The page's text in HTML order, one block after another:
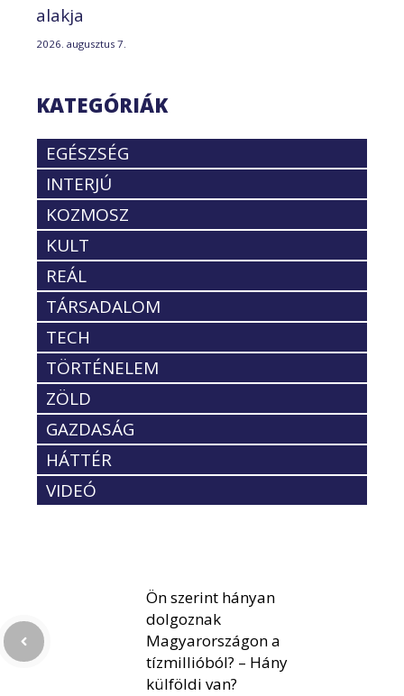
alakja
2026. augusztus 7.
KATEGÓRIÁK
EGÉSZSÉG
INTERJÚ
KOZMOSZ
KULT
REÁL
TÁRSADALOM
TECH
TÖRTÉNELEM
ZÖLD
GAZDASÁG
HÁTTÉR
VIDEÓ
Ön szerint hányan
dolgoznak
Magyarországon a
tízmillióból? – Hány
külföldi van?